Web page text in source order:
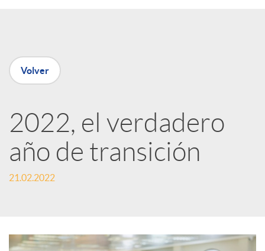
n
R
e
e
Volver
2022, el verdadero
año de transición
21.02.2022